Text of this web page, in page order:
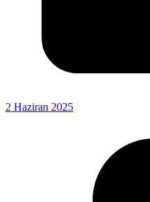
2 Haziran 2025